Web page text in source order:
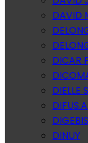
DAVID
DICAR
DIELLE
DIGEBIS
DINUY